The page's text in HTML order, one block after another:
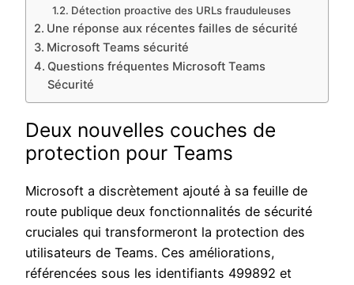
Détection proactive des URLs frauduleuses
Une réponse aux récentes failles de sécurité
Microsoft Teams sécurité
Questions fréquentes Microsoft Teams
Sécurité
Deux nouvelles couches de
protection pour Teams
Microsoft a discrètement ajouté à sa feuille de
route publique deux fonctionnalités de sécurité
cruciales qui transformeront la protection des
utilisateurs de Teams. Ces améliorations,
référencées sous les identifiants 499892 et